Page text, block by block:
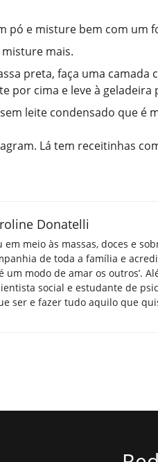
pó e misture bem com um
mais.
preta, faça uma camada
por cima e leve à geladeira
leite condensado que é
Lá tem receitinhas
Donatelli
meio às massas, doces e
de toda a família e
um modo de amar os outros’.
social e estudante de
ser e fazer tudo aquilo que